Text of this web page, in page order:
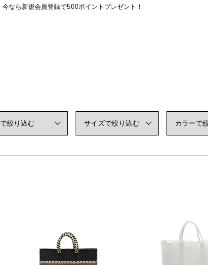
今なら新規会員登録で500ポイントプレゼント！